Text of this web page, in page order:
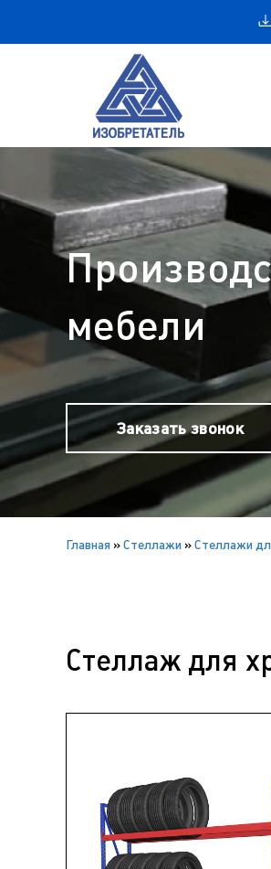
мебели
Заказать звонок
Главная »Cтеллажи »Стеллажи
Стеллаж для